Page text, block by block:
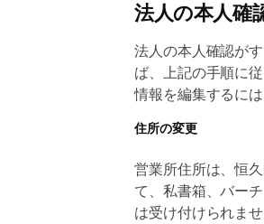
法人の本人確
法人の本人確認が
ば、上記の手順に
情報を編集するに
住所の変更
営業所住所は、恒
て、私書箱、バー
は受け付けられませ